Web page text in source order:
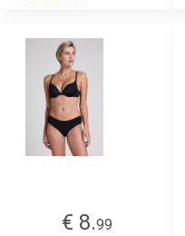
€ 8.99